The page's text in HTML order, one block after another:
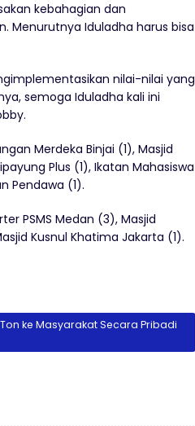
kebahagian dan
Menurutnya Iduladha harus bisa
nilai-nilai yang
semoga Iduladha kali ini
Merdeka Binjai (1), Masjid
Plus (1), Ikatan Mahasiswa
Pendawa (1).
PSMS Medan (3), Masjid
Kusnul Khatima Jakarta (1).
ke Masyarakat Secara Pribadi